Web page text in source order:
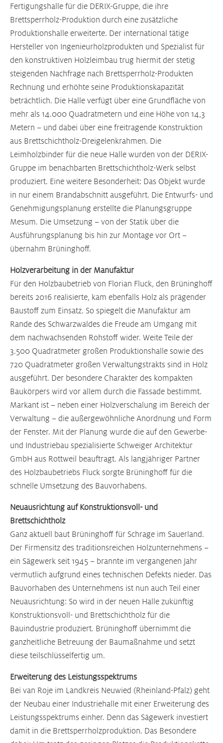
Fertigungshalle für die DERIX-Gruppe, die ihre
Brettsperrholz-Produktion durch eine zusätzliche
Produktionshalle erweiterte. Der international tätige
Hersteller von Ingenieurholzprodukten und Spezialist für
den konstruktiven Holzleimbau trug hiermit der stetig
steigenden Nachfrage nach Brettsperrholz-Produkten
Rechnung und erhöhte seine Produktionskapazität
beträchtlich. Die Halle verfügt über eine Grundfläche von
mehr als 14.000 Quadratmetern und eine Höhe von 14,3
Metern – und dabei über eine freitragende Konstruktion
aus Brettschichtholz-Dreigelenkrahmen. Die
Leimholzbinder für die neue Halle wurden von der DERIX-
Gruppe im benachbarten Brettschichtholz-Werk selbst
produziert. Eine weitere Besonderheit: Das Objekt wurde
in nur einem Brandabschnitt ausgeführt. Die Entwurfs- und
Genehmigungsplanung erstellte die Planungsgruppe
Mesum. Die Umsetzung – von der Statik über die
Ausführungsplanung bis hin zur Montage vor Ort –
übernahm Brüninghoff.
Holzverarbeitung in der Manufaktur
Für den Holzbaubetrieb von Florian Fluck, den Brüninghoff
bereits 2016 realisierte, kam ebenfalls Holz als prägender
Baustoff zum Einsatz. So spiegelt die Manufaktur am
Rande des Schwarzwaldes die Freude am Umgang mit
dem nachwachsenden Rohstoff wider. Weite Teile der
3.500 Quadratmeter großen Produktionshalle sowie des
720 Quadratmeter großen Verwaltungstrakts sind in Holz
ausgeführt. Der besondere Charakter des kompakten
Baukörpers wird vor allem durch die Fassade bestimmt.
Markant ist – neben einer Holzverschalung im Bereich der
Verwaltung – die außergewöhnliche Anordnung und Form
der Fenster. Mit der Planung wurde die auf den Gewerbe-
und Industriebau spezialisierte Schweiger Architektur
GmbH aus Rottweil beauftragt. Als langjähriger Partner
des Holzbaubetriebs Fluck sorgte Brüninghoff für die
schnelle Umsetzung des Bauvorhabens.
Neuausrichtung auf Konstruktionsvoll- und
Brettschichtholz
Ganz aktuell baut Brüninghoff für Schrage im Sauerland.
Der Firmensitz des traditionsreichen Holzunternehmens –
ein Sägewerk seit 1945 – brannte im vergangenen Jahr
vermutlich aufgrund eines technischen Defekts nieder. Das
Bauvorhaben des Unternehmens ist nun auch Teil einer
Neuausrichtung: So wird in der neuen Halle zukünftig
Konstruktionsvoll- und Brettschichtholz für die
Bauindustrie produziert. Brüninghoff übernimmt die
ganzheitliche Betreuung der Baumaßnahme und setzt
diese teilschlüsselfertig um.
Erweiterung des Leistungsspektrums
Bei van Roje im Landkreis Neuwied (Rheinland-Pfalz) geht
der Neubau einer Industriehalle mit einer Erweiterung des
Leistungsspektrums einher. Denn das Sägewerk investiert
damit in die Brettsperrholzproduktion. Das Besondere